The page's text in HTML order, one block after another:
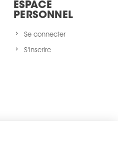
ESPACE
PERSONNEL
Se connecter
S'inscrire